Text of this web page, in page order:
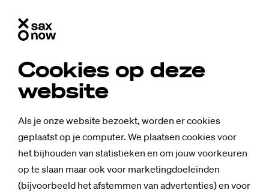
Cookies op deze
website
Als je onze website bezoekt, worden er cookies
geplaatst op je computer. We plaatsen cookies voor
het bijhouden van statistieken en om jouw voorkeuren
op te slaan maar ook voor marketingdoeleinden
(bijvoorbeeld het afstemmen van advertenties) en voor